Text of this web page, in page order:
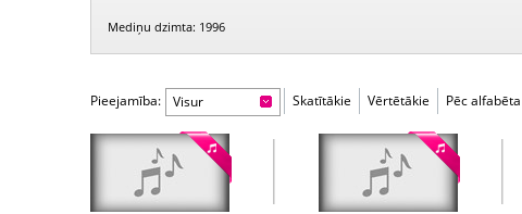
Mediņu dzimta: 1996
Pieejamība: Visur Skatītākie Vērtētākie Pēc alfabēta